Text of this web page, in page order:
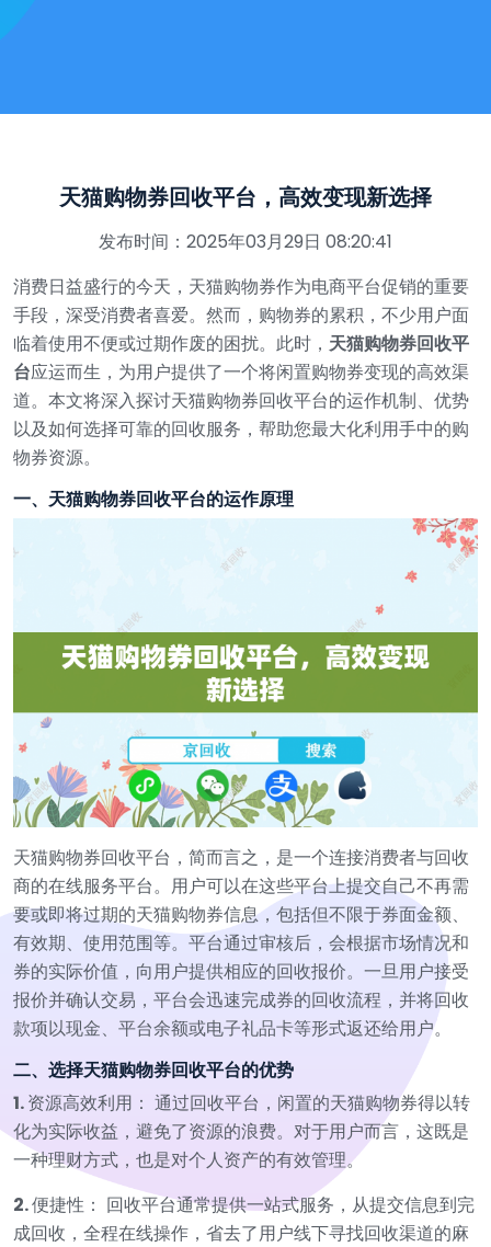
天猫购物券回收平台，高效变现新选择
发布时间：2025年03月29日 08:20:41
消费日益盛行的今天，天猫购物券作为电商平台促销的重要
手段，深受消费者喜爱。然而，购物券的累积，不少用户面
临着使用不便或过期作废的困扰。此时， 天猫购物券回收平
台应运而生，为用户提供了一个将闲置购物券变现的高效渠
道。本文将深入探讨天猫购物券回收平台的运作机制、优势
以及如何选择可靠的回收服务，帮助您最大化利用手中的购
物券资源。
一、天猫购物券回收平台的运作原理
天猫购物券回收平台，简而言之，是一个连接消费者与回收
商的在线服务平台。用户可以在这些平台上提交自己不再需
要或即将过期的天猫购物券信息，包括但不限于券面金额、
有效期、使用范围等。平台通过审核后，会根据市场情况和
券的实际价值，向用户提供相应的回收报价。一旦用户接受
报价并确认交易，平台会迅速完成券的回收流程，并将回收
款项以现金、平台余额或电子礼品卡等形式返还给用户。
二、选择天猫购物券回收平台的优势
1.资源高效利用： 通过回收平台，闲置的天猫购物券得以转
化为实际收益，避免了资源的浪费。对于用户而言，这既是
一种理财方式，也是对个人资产的有效管理。
2.便捷性： 回收平台通常提供一站式服务，从提交信息到完
成回收，全程在线操作，省去了用户线下寻找回收渠道的麻